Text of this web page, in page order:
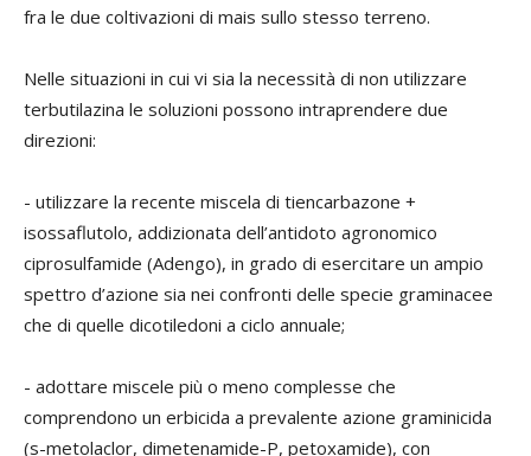
fra le due coltivazioni di mais sullo stesso terreno.
Nelle situazioni in cui vi sia la necessità di non utilizzare
terbutilazina le soluzioni possono intraprendere due
direzioni:
- utilizzare la recente miscela di tiencarbazone +
isossaflutolo, addizionata dell’antidoto agronomico
ciprosulfamide (Adengo), in grado di esercitare un ampio
spettro d’azione sia nei confronti delle specie graminacee
che di quelle dicotiledoni a ciclo annuale;
- adottare miscele più o meno complesse che
comprendono un erbicida a prevalente azione graminicida
(s-metolaclor, dimetenamide-P, petoxamide), con